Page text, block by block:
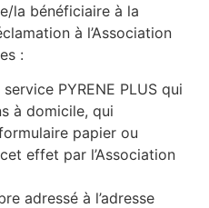
la bénéficiaire à la
à l’Association
:
PYRENE PLUS qui
à domicile, qui
papier ou
effet par l’Association
adressé à l’adresse